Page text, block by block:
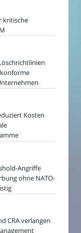
kritische
konforme
Kosten
Angriffe
ohne NATO-
CRA verlangen